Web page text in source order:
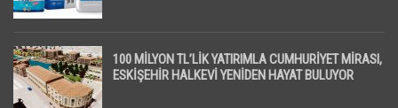
100 MİLYON TL’LİK YATIRIMLA CUMHURİYET MİRASI,
ESKİŞEHİR HALKEVİ YENİDEN HAYAT BULUYOR